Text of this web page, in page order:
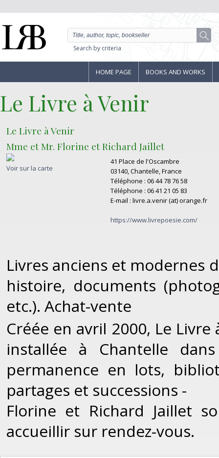
Search by criteria
HOME PAGE BOOKS AND WORKS
Le Livre à Venir
Le Livre à Venir
Mme et Mr. Florine et Richard Jaillet
Voir sur la carte
41 Place de l'Oscambre
03140, Chantelle, France
Téléphone : 06 44 78 76 58
Téléphone : 06 41 21 05 83
E-mail : livre.a.venir (at) orange.fr
https://www.livrepoesie.com/
Livres anciens et modernes
histoire, documents
etc.). Achat-vente
Créée en avril 2000, Le
installée à Chantelle
permanence en lots,
partages et successions -
Florine et Richard Jaillet
accueillir sur rendez-vous.